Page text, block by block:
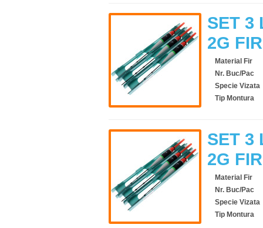
SET 3
2G
Material Fir
Nr. Buc/Pac
Specie Vizata
Tip Montura
SET 3
2G
Material Fir
Nr. Buc/Pac
Specie Vizata
Tip Montura